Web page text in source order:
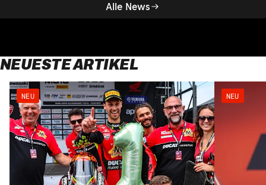
Alle News
NEUESTE ARTIKEL
NEU NEU